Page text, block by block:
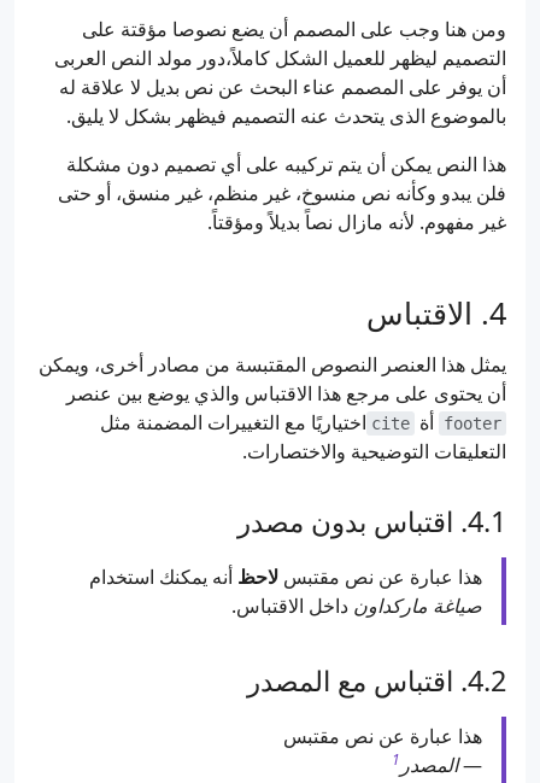
ومن هنا وجب على المصمم أن يضع نصوصا مؤقتة على
التصميم ليظهر للعميل الشكل كاملاً،دور مولد النص العربى
أن يوفر على المصمم عناء البحث عن نص بديل لا علاقة له
بالموضوع الذى يتحدث عنه التصميم فيظهر بشكل لا يليق.
هذا النص يمكن أن يتم تركيبه على أي تصميم دون مشكلة
فلن يبدو وكأنه نص منسوخ، غير منظم، غير منسق، أو حتى
غير مفهوم. لأنه مازال نصاً بديلاً ومؤقتاً.
الاقتباس
يمثل هذا العنصر النصوص المقتبسة من مصادر أخرى، ويمكن
أن يحتوى على مرجع هذا الاقتباس والذي يوضع بين عنصر
footer أة cite اختياريًا مع التغييرات المضمنة مثل
التعليقات التوضيحية والاختصارات.
اقتباس بدون مصدر
هذا عبارة عن نص مقتبس لاحظ أنه يمكنك استخدام
صياغة ماركداون داخل الاقتباس.
اقتباس مع المصدر
هذا عبارة عن نص مقتبس
—المصدر 1